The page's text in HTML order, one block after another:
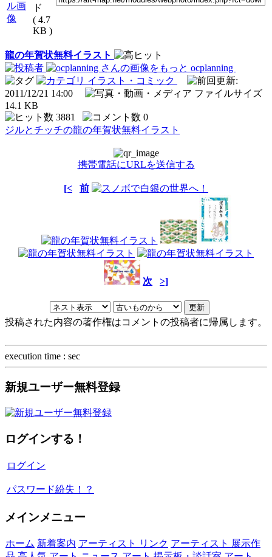
ル画
像
( 4.7
KB )
龍の年賀状無料イラスト
ocplanning
イラスト・コミック
:
2011/12/21 14:00
14.1 KB
3881
0
ジルとチッチの龍の年賀状無料イラスト
携帯電話にURLを送信する
[< 前
次 >]
投稿された内容の著作権はコメントの投稿者に帰属します。
execution time : sec
新規ユーザー無料登録
ログインする！
ログイン
パスワード紛失！？
メインメニュー
ホーム 新着案内 アーティスト リンク アーティスト 展示作